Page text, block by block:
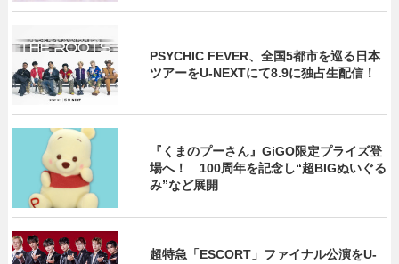
PSYCHIC FEVER、全国5都市を巡る日本
ツアーをU‐NEXTにて8.9に独占生配信！
『くまのプーさん』GiGO限定プライズ登
場へ！ 100周年を記念し“超BIGぬいぐる
み”など展開
超特急「ESCORT」ファイナル公演をU-